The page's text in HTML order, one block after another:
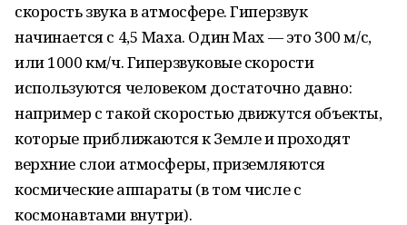
скорость звука в атмосфере. Гиперзвук
начинается с 4,5 Маха. Один Мах — это 300 м/с,
или 1000 км/ч. Гиперзвуковые скорости
используются человеком достаточно давно:
например с такой скоростью движутся объекты,
которые приближаются к Земле и проходят
верхние слои атмосферы, приземляются
космические аппараты (в том числе с
космонавтами внутри).